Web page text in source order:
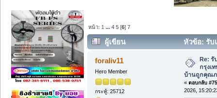
หน้า: 1 ...4 5 [6]7
ผู้เขียน
หัวข้อ: รับ
บ้านถูกคุณภาพสูงสำหรับบ้านใหม่ (อ่าน
foraliv11
Hero Member
กระทู้: 25712
Re: รั
กรุงเ
บ้านถูกคุณภ
« ตอบกลับ
2026,